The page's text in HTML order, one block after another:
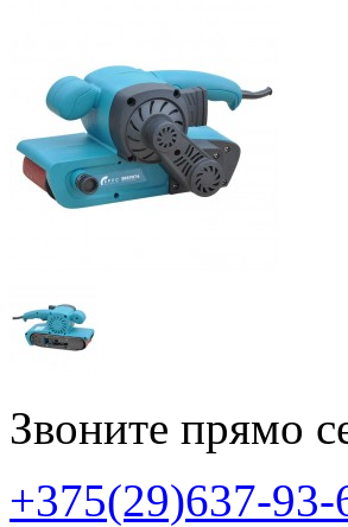
Звоните прямо
+375(29)637-93-